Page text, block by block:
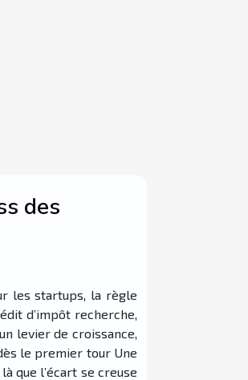
des
les startups, la règle
d’impôt recherche,
levier de croissance,
le premier tour Une
que l’écart se creuse